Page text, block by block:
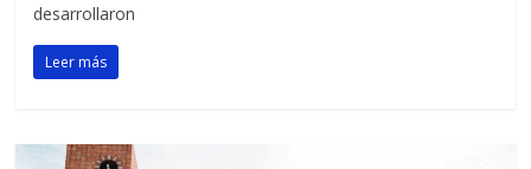
desarrollaron
Leer más